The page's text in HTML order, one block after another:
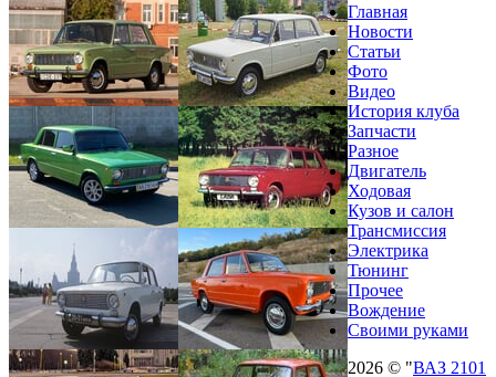
Главная
Новости
Статьи
Фото
Видео
История клуба
Запчасти
Разное
Двигатель
Ходовая
Кузов и салон
Трансмиссия
Электрика
Тюнинг
Прочее
Вождение
Своими руками
2026 © "ВАЗ 2101